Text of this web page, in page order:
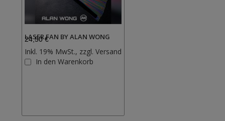
LASER FAN BY ALAN WONG
24,50 €
Inkl. 19% MwSt., zzgl. Versand
In den Warenkorb